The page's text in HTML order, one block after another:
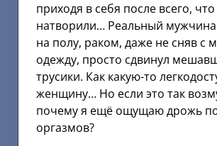
приходя в себя после всего,
натворили… Реальный
на полу, раком, даже не сняв с
одежду, просто сдвинул
трусики. Как какую-то
женщину… Но если это так
почему я ещё ощущаю дрожь
оргазмов?